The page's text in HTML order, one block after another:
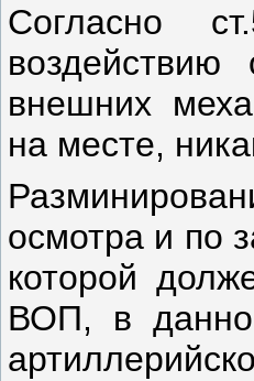
Согласно
внешних
на месте,
осмотра и по
которой
ВОП, в